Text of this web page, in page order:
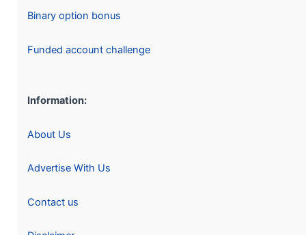
Binary option bonus
Funded account challenge
Information:
About Us
Advertise With Us
Contact us